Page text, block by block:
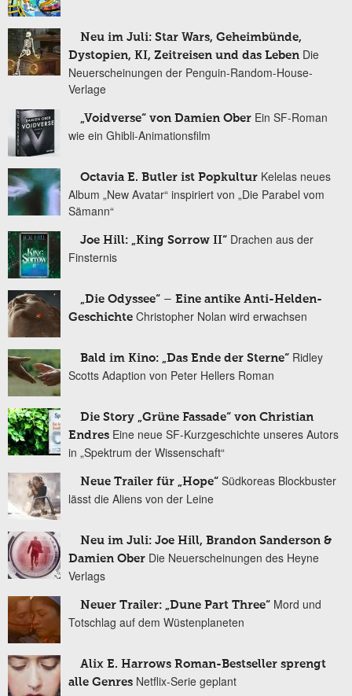
Neu im Juli: Star Wars, Geheimbünde,
Dystopien, KI, Zeitreisen und das Leben Die
Neuerscheinungen der Penguin-Random-House-
Verlage
„Voidverse“ von Damien Ober Ein SF-Roman
wie ein Ghibli-Animationsfilm
Octavia E. Butler ist Popkultur Kelelas neues
Album „New Avatar“ inspiriert von „Die Parabel vom
Sämann“
Joe Hill: „King Sorrow II“ Drachen aus der
Finsternis
„Die Odyssee“ – Eine antike Anti-Helden-
Geschichte Christopher Nolan wird erwachsen
Bald im Kino: „Das Ende der Sterne“ Ridley
Scotts Adaption von Peter Hellers Roman
Die Story „Grüne Fassade“ von Christian
Endres Eine neue SF-Kurzgeschichte unseres Autors
in „Spektrum der Wissenschaft“
Neue Trailer für „Hope“ Südkoreas Blockbuster
lässt die Aliens von der Leine
Neu im Juli: Joe Hill, Brandon Sanderson &
Damien Ober Die Neuerscheinungen des Heyne
Verlags
Neuer Trailer: „Dune Part Three“ Mord und
Totschlag auf dem Wüstenplaneten
Alix E. Harrows Roman-Bestseller sprengt
alle Genres Netflix-Serie geplant